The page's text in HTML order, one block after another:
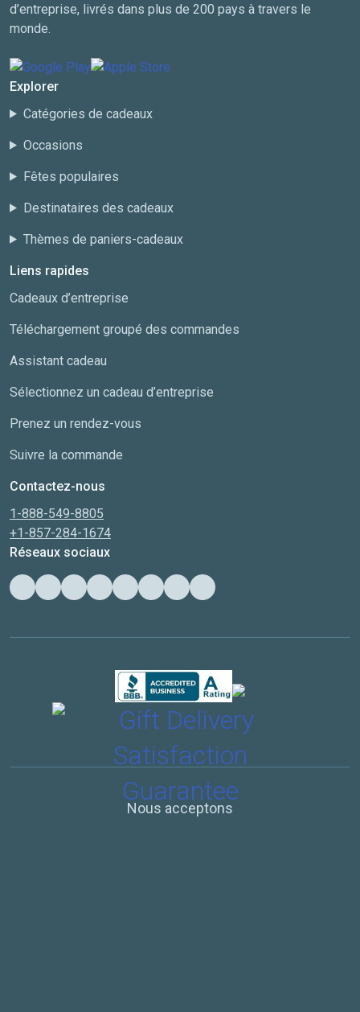
d’entreprise, livrés dans plus de 200 pays à travers le
monde.
Explorer
Catégories de cadeaux
Occasions
Fêtes populaires
Destinataires des cadeaux
Thèmes de paniers-cadeaux
Liens rapides
Cadeaux d’entreprise
Téléchargement groupé des commandes
Assistant cadeau
Sélectionnez un cadeau d’entreprise
Prenez un rendez-vous
Suivre la commande
Contactez-nous
1-888-549-8805
+1-857-284-1674
Réseaux sociaux
Nous acceptons